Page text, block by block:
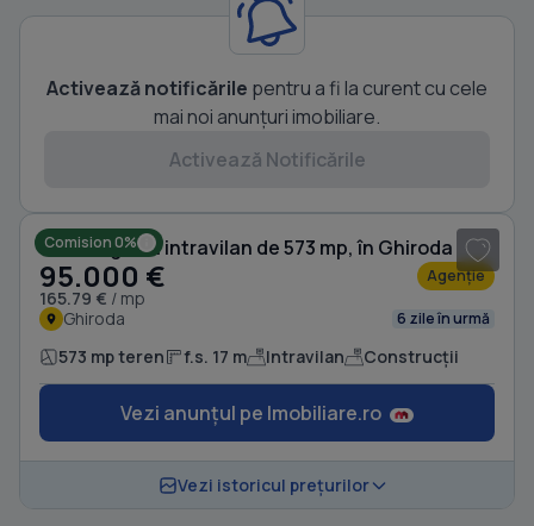
Activează notificările pentru a fi la curent cu cele
mai noi anunțuri imobiliare.
Activează Notificările
Comision 0%
Teren agricol intravilan de 573 mp, în Ghiroda
95.000 €
165.79 € / mp
Agenție
Ghiroda 6 zile în urmă
573 mp teren f.s. 17 m Intravilan Construcții
Vezi anunțul pe Imobiliare.ro
Vezi istoricul prețurilor